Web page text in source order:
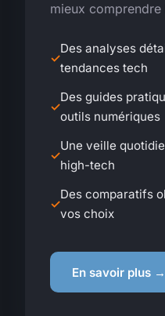
mieux
Des analyses
tendances tech
Des guides
outils numériques
Une veille
high-tech
Des comparatifs
vos choix
En savoir plus →